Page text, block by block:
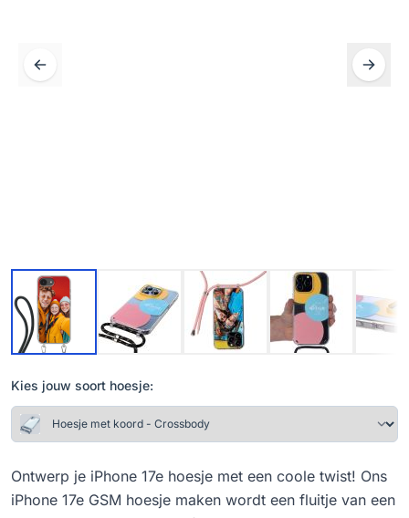
Kies jouw soort hoesje:
Ontwerp je iPhone 17e hoesje met een coole twist! Ons
iPhone 17e GSM hoesje maken wordt een fluitje van een